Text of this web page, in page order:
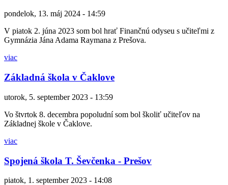
pondelok, 13. máj 2024 - 14:59
V piatok 2. júna 2023 som bol hrať Finančnú odyseu s učiteľmi z
Gymnázia Jána Adama Raymana z Prešova.
viac
Základná škola v Čaklove
utorok, 5. september 2023 - 13:59
Vo štvrtok 8. decembra popoludní som bol školiť učiteľov na
Základnej škole v Čaklove.
viac
Spojená škola T. Ševčenka - Prešov
piatok, 1. september 2023 - 14:08